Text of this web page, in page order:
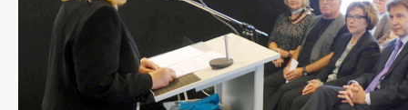
CDU Slider 05